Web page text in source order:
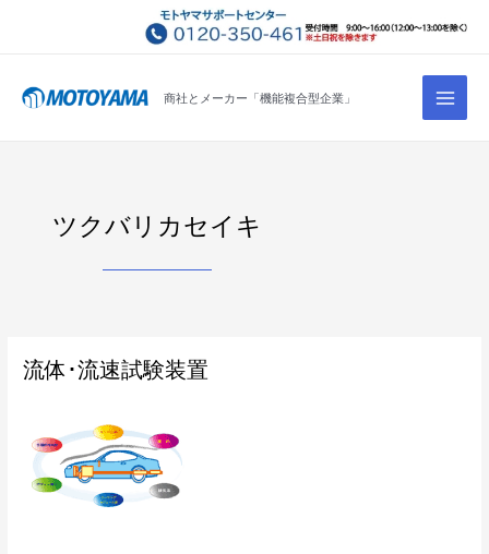
商社とメーカー「機能複合型企業」
Main
ツクバリカセイキ
流体･流速試験装置
流
体･
験
置